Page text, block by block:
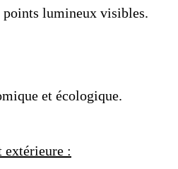
points lumineux visibles.
et écologique.
: